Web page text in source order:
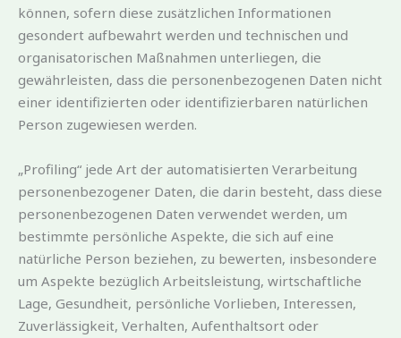
können, sofern diese zusätzlichen Informationen
gesondert aufbewahrt werden und technischen und
organisatorischen Maßnahmen unterliegen, die
gewährleisten, dass die personenbezogenen Daten nicht
einer identifizierten oder identifizierbaren natürlichen
Person zugewiesen werden.
„Profiling“ jede Art der automatisierten Verarbeitung
personenbezogener Daten, die darin besteht, dass diese
personenbezogenen Daten verwendet werden, um
bestimmte persönliche Aspekte, die sich auf eine
natürliche Person beziehen, zu bewerten, insbesondere
um Aspekte bezüglich Arbeitsleistung, wirtschaftliche
Lage, Gesundheit, persönliche Vorlieben, Interessen,
Zuverlässigkeit, Verhalten, Aufenthaltsort oder